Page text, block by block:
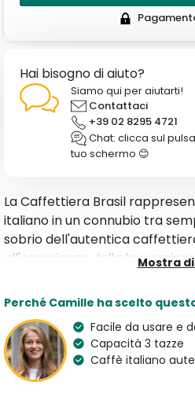
Hai bisogno di aiuto?
Siamo qui per aiutarti!
Contattaci
+39 02 8295 4721
Chat: clicca sul
tuo schermo 😊
La Caffettiera Brasil
italiano in un connubio tra
sobrio dell'autentica
all'esperienza della
come una volta. Questa
da pulire e perfetta per
famiglia o con amici date le
per tre tazze di caffè.
Scopri di più:
Mostra
Perché Camille ha scelto
Facile da usare e
Capacità 3 tazze
Caffè italiano